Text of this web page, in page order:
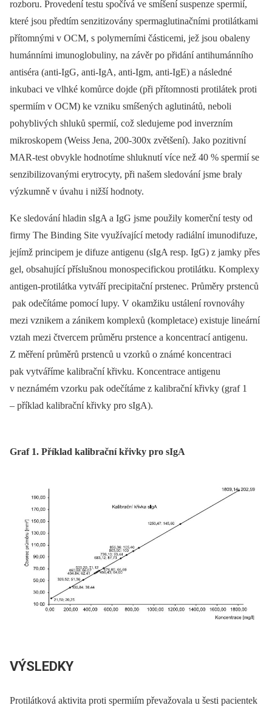
rozboru. Provedení testu spočívá ve smíšení suspenze spermií,
které jsou předtím senzitizovány spermaglutinačními protilátkami
přítomnými v OCM, s polymerními částicemi, jež jsou obaleny
humánními imunoglobuliny, na závěr po přidání antihumánního
antiséra (anti-IgG, anti-IgA, anti-Igm, anti-IgE) a následné
inkubaci ve vlhké komůrce dojde (při přítomnosti protilátek proti
spermiím v OCM) ke vzniku smíšených aglutinátů, neboli
pohyblivých shluků spermií, což sledujeme pod inverzním
mikroskopem (Weiss Jena, 200-300x zvětšení). Jako pozitivní
MAR-test obvykle hodnotíme shluknutí více než 40 % spermií se
senzibilizovanými erytrocyty, při našem sledování jsme braly
výzkumně v úvahu i nižší hodnoty.
Ke sledování hladin sIgA a IgG jsme použily komerční testy od
firmy The Binding Site využívající metody radiální imunodifuze,
jejímž principem je difuze antigenu (sIgA resp. IgG) z jamky přes
gel, obsahující příslušnou monospecifickou protilátku. Komplexy
antigen-protilátka vytváří precipitační prstenec. Průměry prstenců
pak odečítáme pomocí lupy. V okamžiku ustálení rovnováhy
mezi vznikem a zánikem komplexů (kompletace) existuje lineární
vztah mezi čtvercem průměru prstence a koncentrací antigenu.
Z měření průměrů prstenců u vzorků o známé koncentraci
pak vytváříme kalibrační křivku. Koncentrace antigenu
v neznámém vzorku pak odečítáme z kalibrační křivky (graf 1
–⁠ příklad kalibrační křivky pro sIgA).
Graf 1. Příklad kalibrační křivky pro sIgA
VÝSLEDKY
Protilátková aktivita proti spermiím převažovala u šesti pacientek